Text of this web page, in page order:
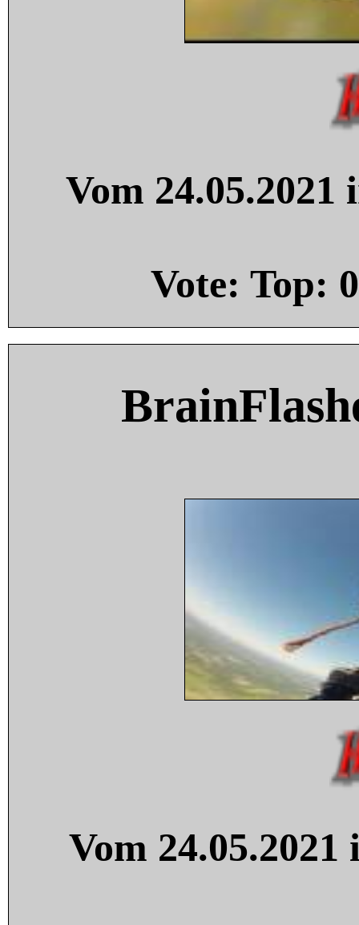
Vom
Vote: Top: 0
Vom